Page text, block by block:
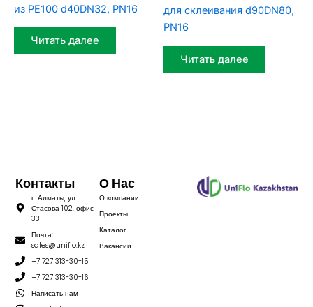
из PE100 d40DN32, PN16
Читать далее
для склеивания d90DN80,
PN16
Читать далее
О Нас
О компании
Проекты
Каталог
Вакансии
Контакты
г. Алматы, ул.
Стасова 102, офис
33
Почта:
sales@uniflo.kz
+7 727 313-30-15
+7 727 313-30-16
Написать нам